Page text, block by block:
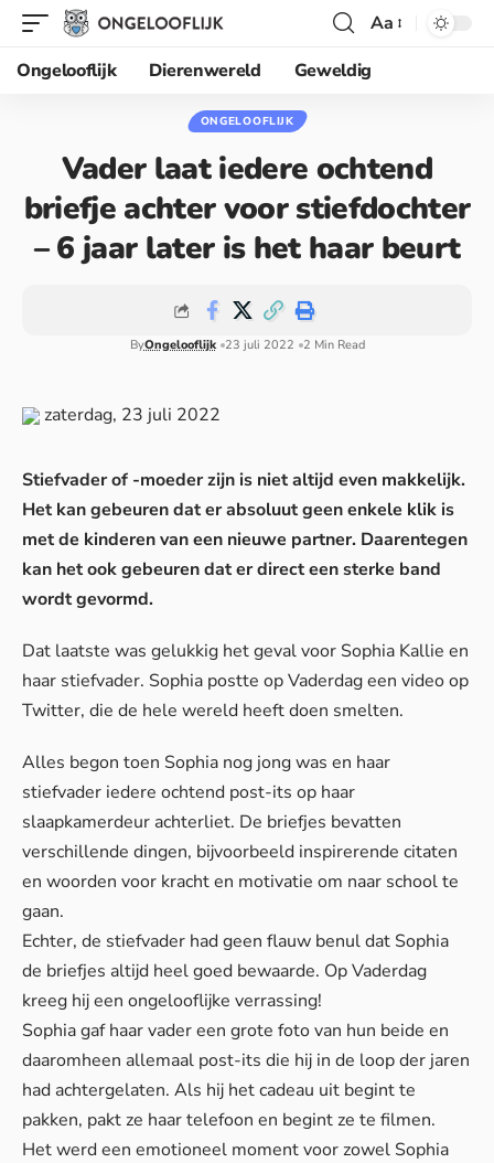
Aa
Ongelooflijk
Dierenwereld Geweldig
ONGELOOFLIJK
Vader laat iedere ochtend
briefje achter voor stiefdochter
– 6 jaar later is het haar beurt
ByOngelooflijk 23 juli 2022 2 Min Read
zaterdag, 23 juli 2022
Stiefvader of -moeder zijn is niet altijd even makkelijk.
Het kan gebeuren dat er absoluut geen enkele klik is
met de kinderen van een nieuwe partner. Daarentegen
kan het ook gebeuren dat er direct een sterke band
wordt gevormd.
Dat laatste was gelukkig het geval voor Sophia Kallie en
haar stiefvader. Sophia postte op Vaderdag een video op
Twitter, die de hele wereld heeft doen smelten.
Alles begon toen Sophia nog jong was en haar
stiefvader iedere ochtend post-its op haar
slaapkamerdeur achterliet. De briefjes bevatten
verschillende dingen, bijvoorbeeld inspirerende citaten
en woorden voor kracht en motivatie om naar school te
gaan.
Echter, de stiefvader had geen flauw benul dat Sophia
de briefjes altijd heel goed bewaarde. Op Vaderdag
kreeg hij een ongelooflijke verrassing!
Sophia gaf haar vader een grote foto van hun beide en
daaromheen allemaal post-its die hij in de loop der jaren
had achtergelaten. Als hij het cadeau uit begint te
pakken, pakt ze haar telefoon en begint ze te filmen.
Het werd een emotioneel moment voor zowel Sophia